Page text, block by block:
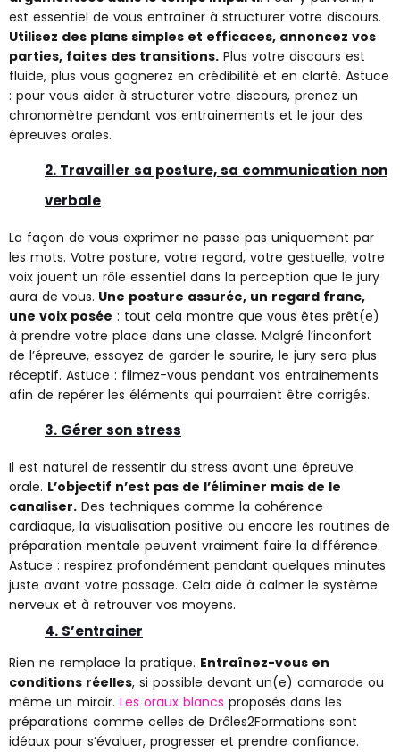
est essentiel de vous entraîner à structurer votre discours.
Utilisez des plans simples et efficaces, annoncez vos
parties, faites des transitions. Plus votre discours est
fluide, plus vous gagnerez en crédibilité et en clarté. Astuce
: pour vous aider à structurer votre discours, prenez un
chronomètre pendant vos entrainements et le jour des
épreuves orales.
2. Travailler sa posture, sa communication non
verbale
La façon de vous exprimer ne passe pas uniquement par
les mots. Votre posture, votre regard, votre gestuelle, votre
voix jouent un rôle essentiel dans la perception que le jury
aura de vous. Une posture assurée, un regard franc,
une voix posée : tout cela montre que vous êtes prêt(e)
à prendre votre place dans une classe. Malgré l’inconfort
de l’épreuve, essayez de garder le sourire, le jury sera plus
réceptif. Astuce : filmez-vous pendant vos entrainements
afin de repérer les éléments qui pourraient être corrigés.
3. Gérer son stress
Il est naturel de ressentir du stress avant une épreuve
orale. L’objectif n’est pas de l’éliminer mais de le
canaliser. Des techniques comme la cohérence
cardiaque, la visualisation positive ou encore les routines de
préparation mentale peuvent vraiment faire la différence.
Astuce : respirez profondément pendant quelques minutes
juste avant votre passage. Cela aide à calmer le système
nerveux et à retrouver vos moyens.
4. S’entrainer
Rien ne remplace la pratique. Entraînez-vous en
conditions réelles, si possible devant un(e) camarade ou
même un miroir. Les oraux blancs proposés dans les
préparations comme celles de Drôles2Formations sont
idéaux pour s’évaluer, progresser et prendre confiance.